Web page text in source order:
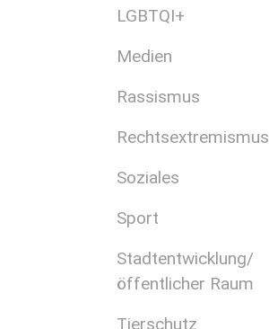
LGBTQI+
Medien
Rassismus
Rechtsextremismus
Soziales
Sport
Stadtentwicklung/
öffentlicher Raum
Tierschutz